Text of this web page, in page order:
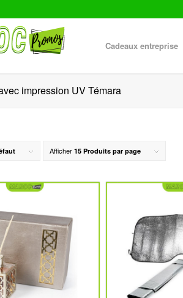
Cadeaux entreprise
impression UV Témara
Afficher15 Produits par page